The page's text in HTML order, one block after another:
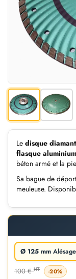
Le disque
flasque aluminium
béton armé et la
Sa bague de
meuleuse.
Ø 125 mm
100 €HT -20%